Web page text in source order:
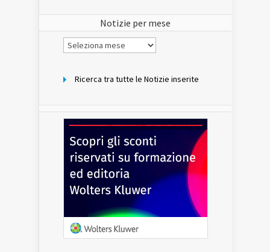
Notizie per mese
Notizie
per
Ricerca tra tutte le Notizie inserite